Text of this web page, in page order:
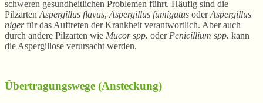
schweren gesundheitlichen Problemen führt. Häufig sind die
Pilzarten Aspergillus flavus, Aspergillus fumigatus oderAspergillus
nigerfür das Auftreten der Krankheit verantwortlich. Aber auch
durch andere Pilzarten wie Mucor spp. oder Penicillium spp. kann
die Aspergillose verursacht werden.
Übertragungswege (Ansteckung)